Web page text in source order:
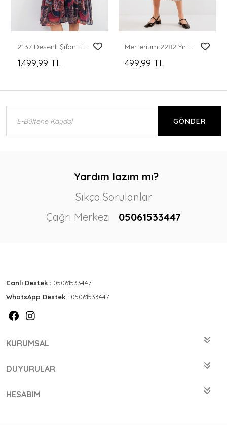
2137 Desenli Şifon Elbise - Çok Renkli
1.499,99 TL
Merterium 2282 Yırtmaçlı Askılı Viskon Elbise - Çok Renkli
499,99 TL
GÖNDER
Yardım lazım mı?
Sıkça Sorulanlar
Çağrı Merkezi
05061533447
Canlı Destek : 05061533447
WhatsApp Destek : 05061533447
KURUMSAL
DUYURULAR
HESABIM